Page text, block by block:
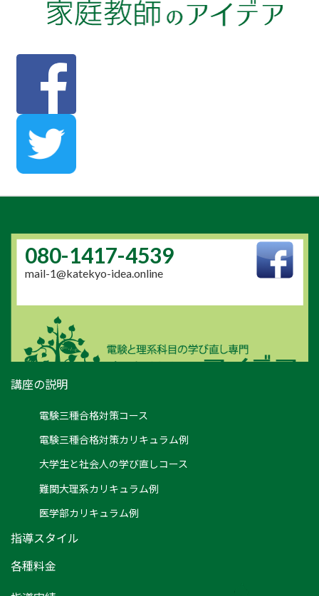
080-1417-4539
mail-1@katekyo-idea.online
講座の説明
電験三種合格対策コース
電験三種合格対策カリキュラム例
大学生と社会人の学び直しコース
難関大理系カリキュラム例
医学部カリキュラム例
指導スタイル
各種料金